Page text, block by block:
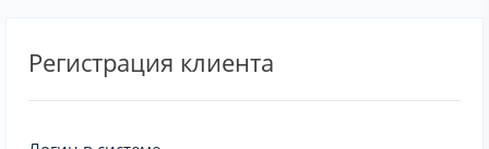
Регистрация клиента